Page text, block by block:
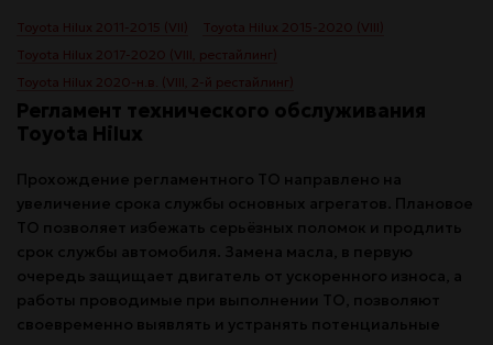
Toyota Hilux 2011-2015 (VII)
Toyota Hilux 2015-2020 (VIII)
Toyota Hilux 2017-2020 (VIII, рестайлинг)
Toyota Hilux 2020-н.в. (VIII, 2-й рестайлинг)
Регламент технического обслуживания
Toyota Hilux
Прохождение регламентного ТО направлено на
увеличение срока службы основных агрегатов. Плановое
ТО позволяет избежать серьёзных поломок и продлить
срок службы автомобиля. Замена масла, в первую
очередь защищает двигатель от ускоренного износа, а
работы проводимые при выполнении ТО, позволяют
своевременно выявлять и устранять потенциальные